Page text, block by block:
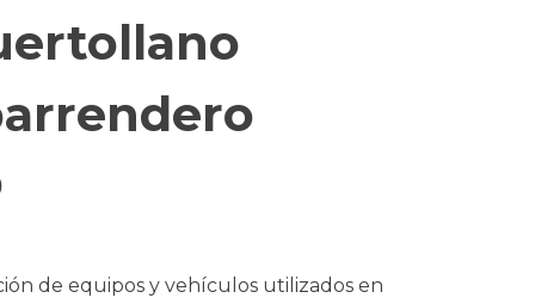
de equipos y vehículos utilizados en